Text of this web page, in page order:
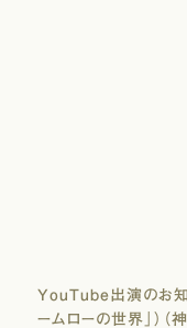
YouTube出演のお知
ームローの世界」）（